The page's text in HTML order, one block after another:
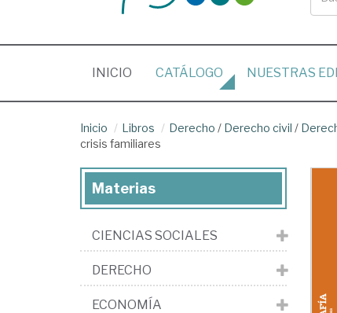
INICIO (CURRENT)
CATÁLOGO NUESTRAS
Inicio Libros Derecho / Derecho civil /
crisis familiares
Materias
CIENCIAS SOCIALES
DERECHO
ECONOMÍA